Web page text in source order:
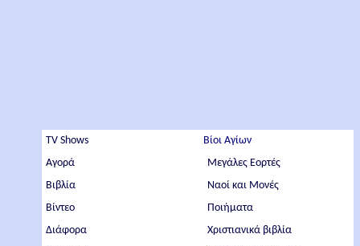
TV Shows
Αγορά
Βιβλία
Βίντεο
Διάφορα
Βίοι Αγίων
Μεγάλες Εορτές
Ναοί και Μονές
Ποιήματα
Χριστιανικά βιβλία